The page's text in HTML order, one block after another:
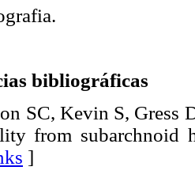
bibliográficas
SC, Kevin S, Gress
from subarchnoid
]